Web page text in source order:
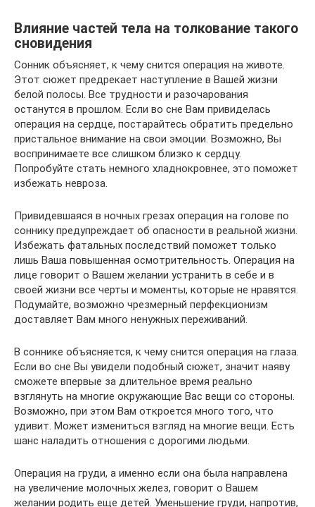
Влияние частей тела на толкование такого
сновидения
Сонник объясняет, к чему снится операция на животе.
Этот сюжет предрекает наступление в Вашей жизни
белой полосы. Все трудности и разочарования
останутся в прошлом. Если во сне Вам привиделась
операция на сердце, постарайтесь обратить предельно
пристальное внимание на свои эмоции. Возможно, Вы
воспринимаете все слишком близко к сердцу.
Попробуйте стать немного хладнокровнее, это поможет
избежать невроза.
Привидевшаяся в ночных грезах операция на голове по
соннику предупреждает об опасности в реальной жизни.
Избежать фатальных последствий поможет только
лишь Ваша повышенная осмотрительность. Операция на
лице говорит о Вашем желании устранить в себе и в
своей жизни все черты и моменты, которые не нравятся.
Подумайте, возможно чрезмерный перфекционизм
доставляет Вам много ненужных переживаний.
В соннике объясняется, к чему снится операция на глаза.
Если во сне Вы увидели подобный сюжет, значит наяву
сможете впервые за длительное время реально
взглянуть на многие окружающие Вас вещи со стороны.
Возможно, при этом Вам откроется много того, что
удивит. Может измениться взгляд на многие вещи. Есть
шанс наладить отношения с дорогими людьми.
Операция на груди, а именно если она была направлена
на увеличение молочных желез, говорит о Вашем
желании родить еще детей. Уменьшение груди, напротив,